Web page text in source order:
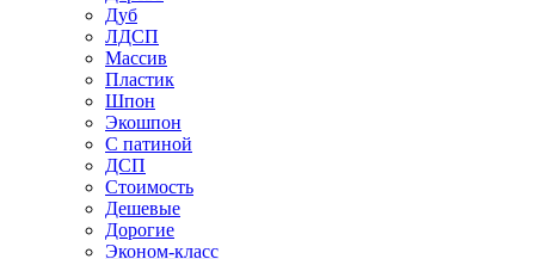
Дуб
ЛДСП
Массив
Пластик
Шпон
Экошпон
С патиной
ДСП
Стоимость
Дешевые
Дорогие
Эконом-класс